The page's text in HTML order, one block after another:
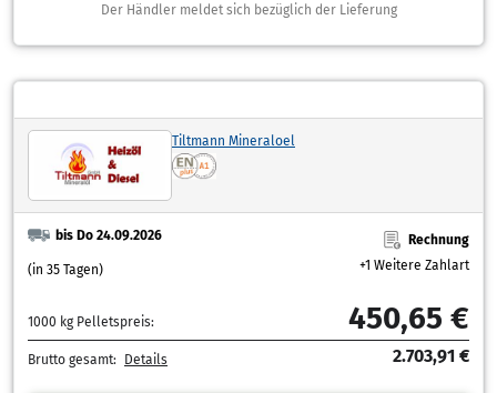
Der Händler meldet sich bezüglich der Lieferung
Tiltmann Mineraloel
bis Do 24.09.2026
(in 35 Tagen)
Rechnung
+1 Weitere Zahlart
1000 kg Pelletspreis: 450,65 €
Brutto gesamt: Details 2.703,91 €